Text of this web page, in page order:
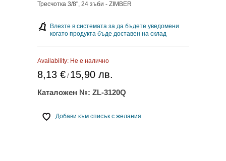
Тресчотка 3/8", 24 зъби - ZIMBER
Влезте в системата за да бъдете уведомени
когато продукта бъде доставен на склад
Availability: Не е налично
8,13 €/ 15,90 лв.
Каталожен №: ZL-3120Q
Добави към списък с желания